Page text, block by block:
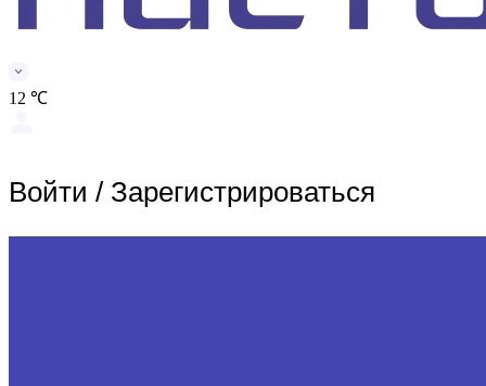
12 ℃
Войти / Зарегистрироваться